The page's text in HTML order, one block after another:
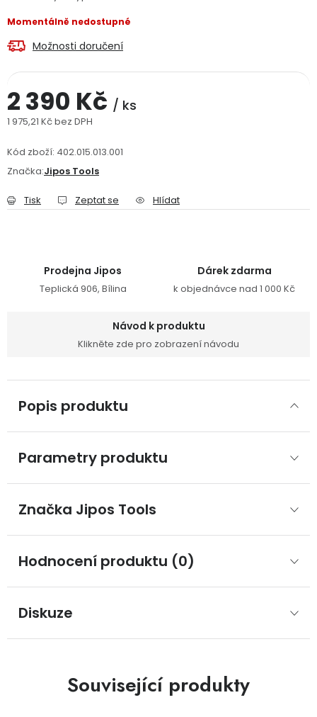
Servis nářadí Hodnocení obchodu
Doprava a platba
Momentálně nedostupné
Možnosti doručení
2 390 Kč / ks
1 975,21 Kč bez DPH
Kód zboží: 402.015.013.001
Značka:Jipos Tools
Tisk Zeptat se Hlídat
Prodejna Jipos
Teplická 906, Bílina
Dárek zdarma
k objednávce nad 1 000 Kč
Návod k produktu
Klikněte zde pro zobrazení návodu
Popis produktu
Parametry produktu
Značka Jipos Tools
Hodnocení produktu (0)
Diskuze
Související produkty